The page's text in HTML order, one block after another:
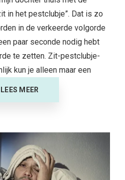
in het pestclubje”. Dat is zo
in de verkeerde volgorde
paar seconde nodig hebt
te zetten. Zit-pestclubje-
kun je alleen maar een
LEES MEER